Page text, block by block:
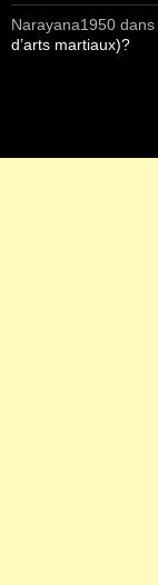
Narayana1950 dans
d’arts martiaux)?